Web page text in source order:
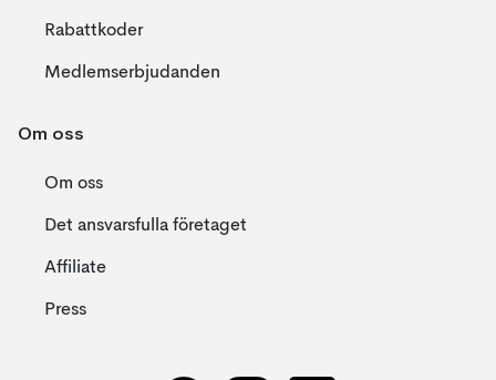
Rabattkoder
Medlemserbjudanden
Om oss
Om oss
Det ansvarsfulla företaget
Affiliate
Press